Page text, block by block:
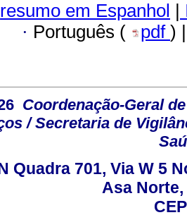
resumo em Espanhol
· Português ( pdf )
Coordenação-Geral
/ Secretaria de
Quadra 701, Via W 5
Asa